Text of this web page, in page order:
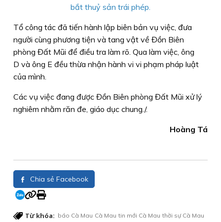
bắt thuỷ sản trái phép.
Tổ công tác đã tiến hành lập biên bản vụ việc, đưa
người cùng phương tiện và tang vật về Đồn Biên
phòng Đất Mũi để điều tra làm rõ. Qua làm việc, ông
D và ông E đều thừa nhận hành vi vi phạm pháp luật
của mình.
Các vụ việc đang được Đồn Biên phòng Đất Mũi xử lý
nghiêm nhằm răn đe, giáo dục chung./.
Hoàng Tá
Chia sẻ Facebook
Từ khóa: báo Cà Mau Cà Mau tin mới Cà Mau thời sự Cà Mau